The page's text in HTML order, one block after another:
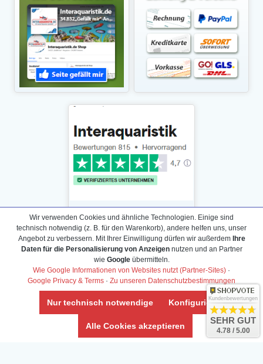
Daten­schutz­erklärung
Widerrufs­recht /Widerrufs­formular
AGB & Info
Impressum
Umwelt und Entsorgung
Vertrag widerrufen
Wir verwenden Cookies und ähnliche Technologien. Einige sind
technisch notwendig (z. B. für den Warenkorb), andere helfen uns, unser
Angebot zu verbessern. Mit Ihrer Einwilligung dürfen wir außerdem Ihre
Daten für die Personalisierung von Anzeigennutzen und an Partner
wie Googleübermitteln.
Wie Google Informationen von Websites nutzt (Partner-Sites) ·
Google Privacy & Terms · Zu unseren Datenschutzbestimmungen
Nur technisch notwendige Konfigurieren
Alle Cookies akzeptieren
Kundenbewertungen
SEHR GUT
4.78 / 5.00